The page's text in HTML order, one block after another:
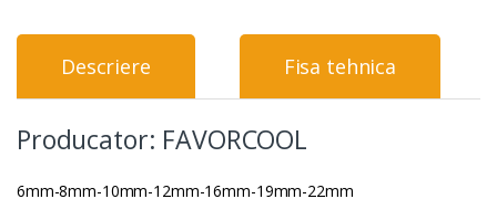
Descriere Fisa tehnica
Producator: FAVORCOOL
6mm-8mm-10mm-12mm-16mm-19mm-22mm